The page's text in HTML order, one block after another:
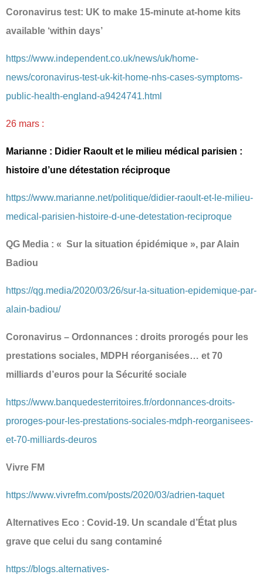
Coronavirus test: UK to make 15-minute at-home kits
available ‘within days’
https://www.independent.co.uk/news/uk/home-
news/coronavirus-test-uk-kit-home-nhs-cases-symptoms-
public-health-england-a9424741.html
26 mars :
Marianne : Didier Raoult et le milieu médical parisien :
histoire d’une détestation réciproque
https://www.marianne.net/politique/didier-raoult-et-le-milieu-
medical-parisien-histoire-d-une-detestation-reciproque
QG Media : « Sur la situation épidémique », par Alain
Badiou
https://qg.media/2020/03/26/sur-la-situation-epidemique-par-
alain-badiou/
Coronavirus – Ordonnances : droits prorogés pour les
prestations sociales, MDPH réorganisées… et 70
milliards d’euros pour la Sécurité sociale
https://www.banquedesterritoires.fr/ordonnances-droits-
proroges-pour-les-prestations-sociales-mdph-reorganisees-
et-70-milliards-deuros
Vivre FM
https://www.vivrefm.com/posts/2020/03/adrien-taquet
Alternatives Eco : Covid-19. Un scandale d’État plus
grave que celui du sang contaminé
https://blogs.alternatives-